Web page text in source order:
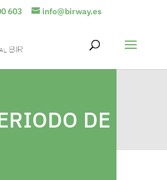
603 info@birway.es
DE